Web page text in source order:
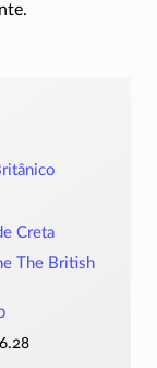
Creta
The British